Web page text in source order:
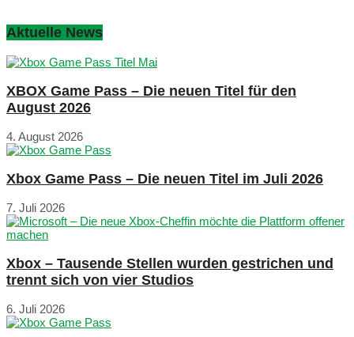
Aktuelle News
XBOX Game Pass – Die neuen Titel für den
August 2026
4. August 2026
Xbox Game Pass – Die neuen Titel im Juli 2026
7. Juli 2026
Xbox – Tausende Stellen wurden gestrichen und
trennt sich von vier Studios
6. Juli 2026